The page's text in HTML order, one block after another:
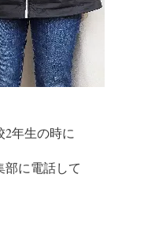
年生の時に
部に電話して